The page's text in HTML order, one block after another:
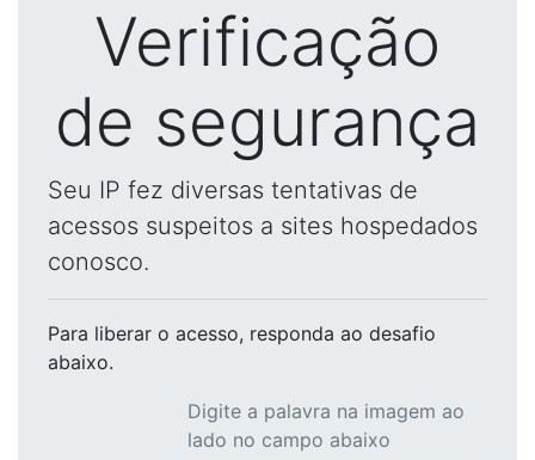
Verificação
de segurança
Seu IP fez diversas tentativas de
acessos suspeitos a sites hospedados
conosco.
Para liberar o acesso, responda ao desafio
abaixo.
Digite a palavra na imagem ao
lado no campo abaixo